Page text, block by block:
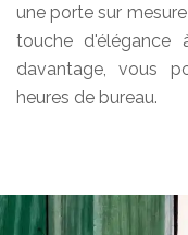
une porte sur
touche d'élégance
davantage, vous
heures de bureau.